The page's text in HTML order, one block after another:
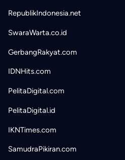
RepublikIndonesia.net
SwaraWarta.co.id
GerbangRakyat.com
IDNHits.com
PelitaDigital.com
PelitaDigital.id
IKNTimes.com
SamudraPikiran.com